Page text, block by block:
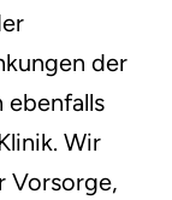
der
ebenfalls
Wir
Vorsorge,